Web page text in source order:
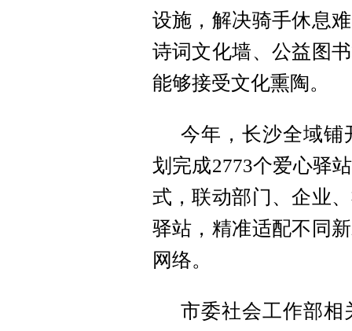
设施，解决骑手休息
诗词文化墙、公益图
能够接受文化熏陶。
今年，长沙全域铺
划完成2773个爱心驿
式，联动部门、企业
驿站，精准适配不同
网络。
市委社会工作部相